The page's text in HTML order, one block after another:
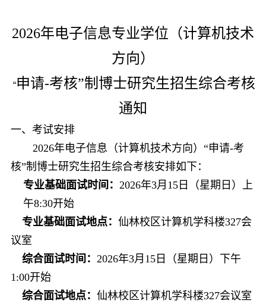
2026年电子信息专业学位（计算机技术
方向）
“申请-考核”制博士研究生招生综合考核
通知
一、 考试安排
2026年电子信息（计算机技术方向）“申请-考
核”制博士研究生招生综合考核安排如下：
专业基础面试时间：2026年3月 15 日（星期 日 ） 上
午8:30开始
专业基础面试地点：仙林校区计算机学科楼327会
议室
综合面试时间：2026年3月 15 日（星期 日 ） 下午
1:00开始
综合面试地点：仙林校区计算机学科楼327会议室